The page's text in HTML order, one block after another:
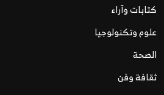
كتابات وآراء
علوم وتكنولوجيا
الصحة
ثقافة وفن